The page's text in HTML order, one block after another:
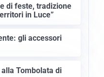
di feste, tradizione
in Luce”
gli accessori
Tombolata di